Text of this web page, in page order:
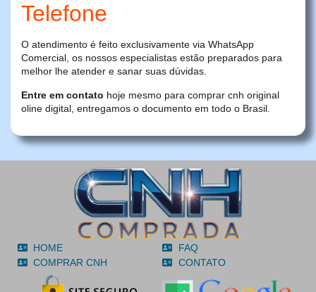
Telefone
O atendimento é feito exclusivamente via WhatsApp
Comercial, os nossos especialistas estão preparados para
melhor lhe atender e sanar suas dúvidas.
Entre em contato hoje mesmo para comprar cnh original
oline digital, entregamos o documento em todo o Brasil.
HOME
COMPRAR CNH
FAQ
CONTATO